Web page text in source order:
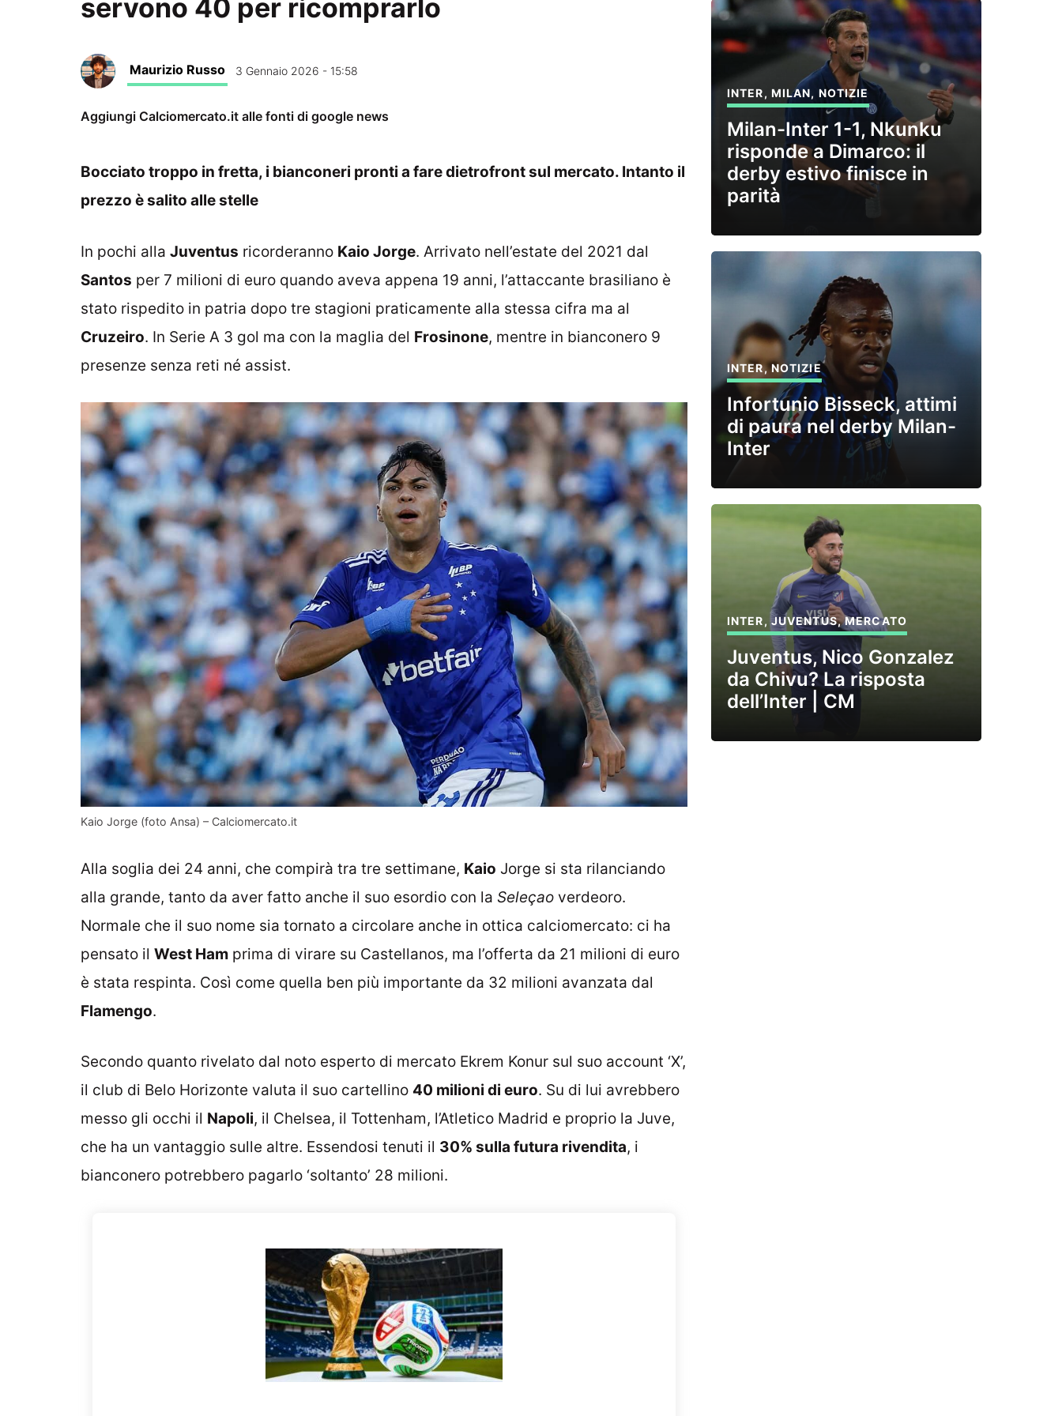
servono 40 per ricomprarlo
Maurizio Russo 3 Gennaio 2026 - 15:58
Aggiungi Calciomercato.it alle fonti di google news
Bocciato troppo in fretta, i bianconeri pronti a fare dietrofront sul mercato. Intanto il
prezzo è salito alle stelle
In pochi alla Juventus ricorderanno Kaio Jorge. Arrivato nell’estate del 2021 dal
Santos per 7 milioni di euro quando aveva appena 19 anni, l’attaccante brasiliano è
stato rispedito in patria dopo tre stagioni praticamente alla stessa cifra ma al
Cruzeiro. In Serie A 3 gol ma con la maglia del Frosinone, mentre in bianconero 9
presenze senza reti né assist.
Kaio Jorge (foto Ansa) – Calciomercato.it
Alla soglia dei 24 anni, che compirà tra tre settimane, Kaio Jorge si sta rilanciando
alla grande, tanto da aver fatto anche il suo esordio con la Seleçao verdeoro.
Normale che il suo nome sia tornato a circolare anche in ottica calciomercato: ci ha
pensato il West Ham prima di virare su Castellanos, ma l’offerta da 21 milioni di euro
è stata respinta. Così come quella ben più importante da 32 milioni avanzata dal
Flamengo.
Secondo quanto rivelato dal noto esperto di mercato Ekrem Konur sul suo account ‘X’,
il club di Belo Horizonte valuta il suo cartellino 40 milioni di euro. Su di lui avrebbero
messo gli occhi il Napoli, il Chelsea, il Tottenham, l’Atletico Madrid e proprio la Juve,
che ha un vantaggio sulle altre. Essendosi tenuti il 30% sulla futura rivendita, i
bianconero potrebbero pagarlo ‘soltanto’ 28 milioni.
INTER, MILAN, NOTIZIE
Milan-Inter 1-1, Nkunku
risponde a Dimarco: il
derby estivo finisce in
parità
INTER,NOTIZIE
Infortunio Bisseck, attimi
di paura nel derby Milan-
Inter
INTER, JUVENTUS,MERCATO
Juventus, Nico Gonzalez
da Chivu? La risposta
dell’Inter | CM